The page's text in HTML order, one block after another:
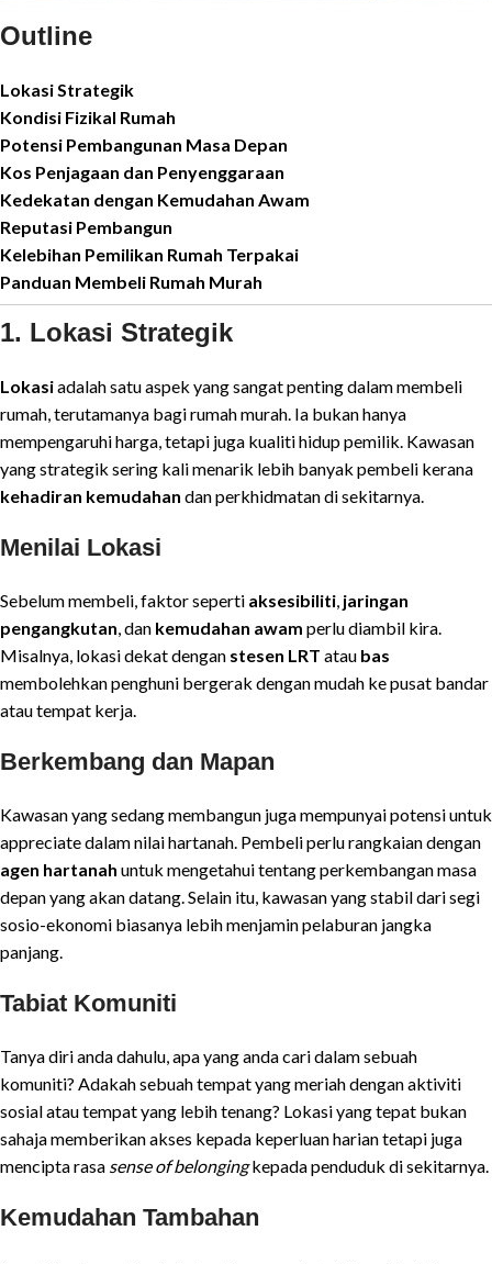
Outline
Lokasi Strategik
Kondisi Fizikal Rumah
Potensi Pembangunan Masa Depan
Kos Penjagaan dan Penyenggaraan
Kedekatan dengan Kemudahan Awam
Reputasi Pembangun
Kelebihan Pemilikan Rumah Terpakai
Panduan Membeli Rumah Murah
1. Lokasi Strategik
Lokasiadalah satu aspek yang sangat penting dalam membeli
rumah, terutamanya bagi rumah murah. Ia bukan hanya
mempengaruhi harga, tetapi juga kualiti hidup pemilik. Kawasan
yang strategik sering kali menarik lebih banyak pembeli kerana
kehadiran kemudahan dan perkhidmatan di sekitarnya.
Menilai Lokasi
Sebelum membeli, faktor seperti aksesibiliti jaringan
pengangkutan , dan kemudahan awam perlu diambil kira.
Misalnya, lokasi dekat dengan stesen LRT atau bas
membolehkan penghuni bergerak dengan mudah ke pusat bandar
atau tempat kerja.
Berkembang dan Mapan
Kawasan yang sedang membangun juga mempunyai potensi untuk
appreciate dalam nilai hartanah. Pembeli perlu rangkaian dengan
agen hartanah untuk mengetahui tentang perkembangan masa
depan yang akan datang. Selain itu, kawasan yang stabil dari segi
sosio-ekonomi biasanya lebih menjamin pelaburan jangka
panjang.
Tabiat Komuniti
Tanya diri anda dahulu, apa yang anda cari dalam sebuah
komuniti? Adakah sebuah tempat yang meriah dengan aktiviti
sosial atau tempat yang lebih tenang? Lokasi yang tepat bukan
sahaja memberikan akses kepada keperluan harian tetapi juga
mencipta rasa sense of belongingkepada penduduk di sekitarnya.
Kemudahan Tambahan